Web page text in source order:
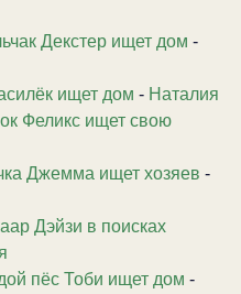
Декстер ищет дом -
ищет дом - Наталия
Феликс ищет свою
Джемма ищет хозяев -
Дэйзи в поисках
пёс Тоби ищет дом -